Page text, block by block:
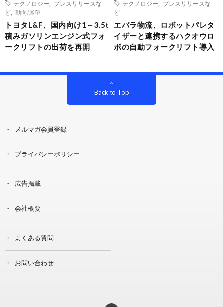
テクノロジー
プレスリリースな
ど
動向/展望
トヨタL&F、国内向け1～3.5t
積みガソリンエンジン式フォ
ークリフトの出荷を再開
テクノロジー
プレスリリースな
ど
エバラ物流、ロボットパレタ
イザーと連携するハクオウロ
ボの自動フォークリフト導入
Back to Top
メルマガ会員登録
プライバシーポリシー
広告掲載
会社概要
よくある質問
お問い合わせ